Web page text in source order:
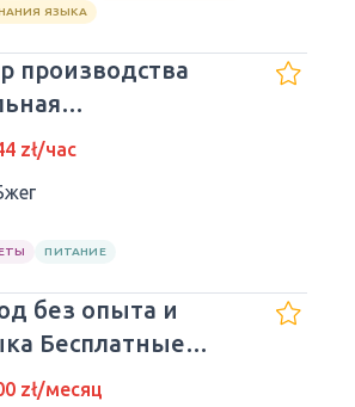
ЯЗЫКА
производства
zł/час
ПИТАНИЕ
без опыта и
Бесплатные
zł/месяц